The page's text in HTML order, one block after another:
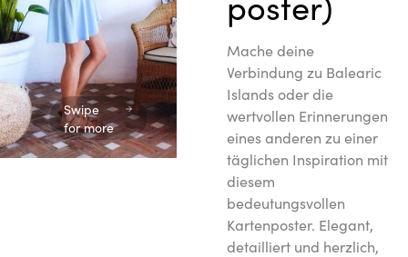
Swipe
for more
Mache deine
Verbindung zu Balearic
Islands oder die
wertvollen Erinnerungen
eines anderen zu einer
täglichen Inspiration mit
diesem
bedeutungsvollen
Kartenposter. Elegant,
detailliert und herzlich,